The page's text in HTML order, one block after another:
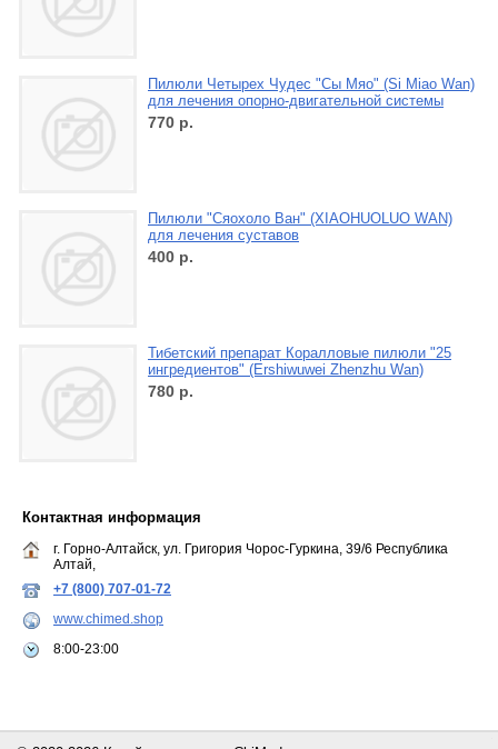
Пилюли Четырех Чудес "Сы Мяо" (Si Miao Wan)
для лечения опорно-двигательной системы
770 р.
Пилюли "Сяохоло Ван" (XIAOHUOLUO WAN)
для лечения суставов
400 р.
Тибетский препарат Коралловые пилюли "25
ингредиентов" (Ershiwuwei Zhenzhu Wan)
780 р.
Контактная информация
г. Горно-Алтайск, ул. Григория Чорос-Гуркина, 39/6 Республика
Алтай,
+7 (800) 707-01-72
www.chimed.shop
8:00-23:00